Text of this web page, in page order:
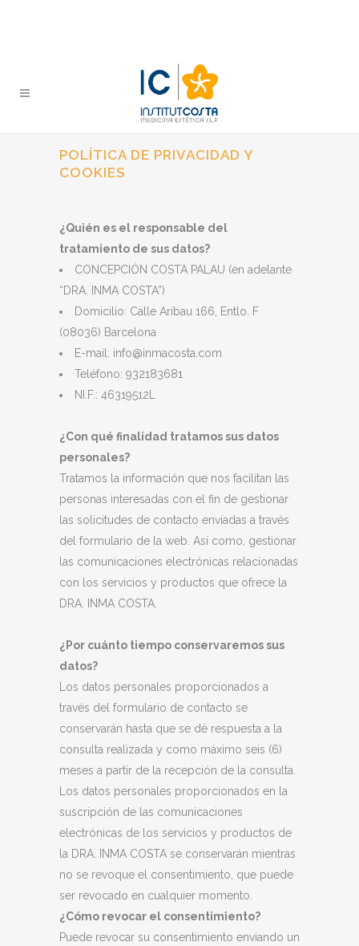
POLÍTICA DE PRIVACIDAD Y
COOKIES
¿Quién es el responsable del
tratamiento de sus datos?
CONCEPCIÓN COSTA PALAU (en adelante
“DRA. INMA COSTA”)
Domicilio: Calle Aribau 166, Entlo. F
(08036) Barcelona
E-mail: info@inmacosta.com
Teléfono: 932183681
NI.F.: 46319512L
¿Con qué finalidad tratamos sus datos
personales?
Tratamos la información que nos facilitan las
personas interesadas con el fin de gestionar
las solicitudes de contacto enviadas a través
del formulario de la web. Así como, gestionar
las comunicaciones electrónicas relacionadas
con los servicios y productos que ofrece la
DRA. INMA COSTA.
¿Por cuánto tiempo conservaremos sus
datos?
Los datos personales proporcionados a
través del formulario de contacto se
conservarán hasta que se dé respuesta a la
consulta realizada y como máximo seis (6)
meses a partir de la recepción de la consulta.
Los datos personales proporcionados en la
suscripción de las comunicaciones
electrónicas de los servicios y productos de
la DRA. INMA COSTA se conservarán mientras
no se revoque el consentimiento, que puede
ser revocado en cualquier momento.
¿Cómo revocar el consentimiento?
Puede revocar su consentimiento enviando un